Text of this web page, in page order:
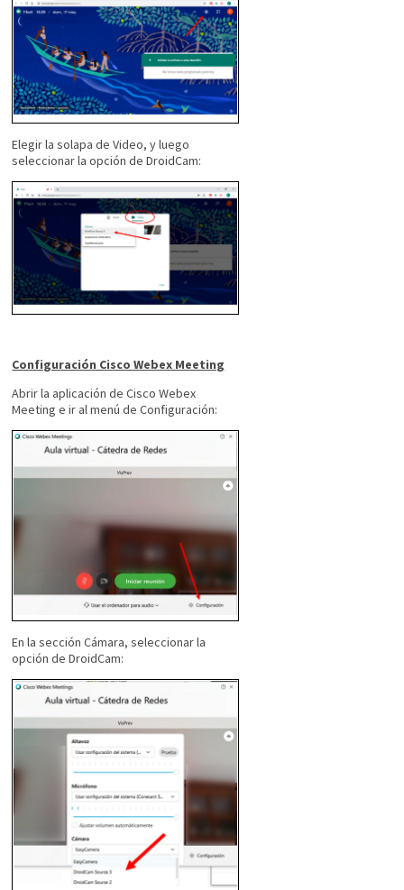
Elegir la solapa de Video, y luego
seleccionar la opción de DroidCam:
Configuración Cisco Webex Meeting
Abrir la aplicación de Cisco Webex
Meeting e ir al menú de Configuración:
En la sección Cámara, seleccionar la
opción de DroidCam: